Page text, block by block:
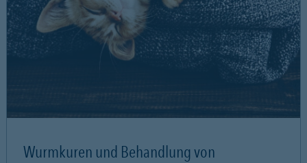
Wurmkuren und Behandlung von